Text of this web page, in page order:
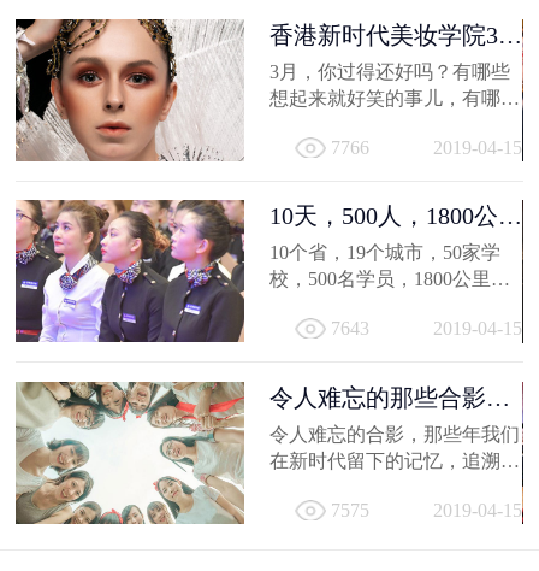
香港新时代美妆学院3月
作品选，...
3月，你过得还好吗？有哪些
想起来就好笑的事儿，有哪值
住...
7766 2019-04-15
10天，500人，1800公
里；不负韶...
10个省，19个城市，50家学
校，500名学员，1800公里，
地方... 7643 2019-04-15
令人难忘的那些合影，
新时代学员...
令人难忘的合影，那些年我们
在新时代留下的记忆，追溯时
7575
2019-04-15